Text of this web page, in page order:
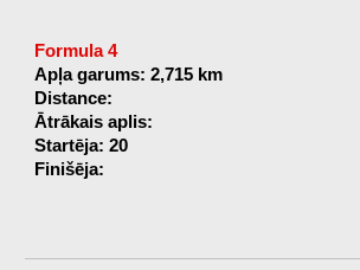
Formula 4
Apļa garums: 2,715 km
Distance:
Ātrākais aplis:
Startēja: 20
Finišēja: